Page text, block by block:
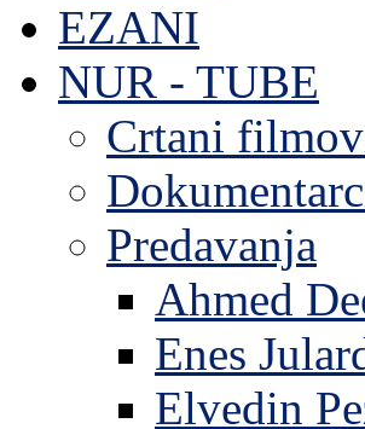
EZANI
NUR - TUBE
Crtani
Predavanja
Ahmed
Enes
Elvedin